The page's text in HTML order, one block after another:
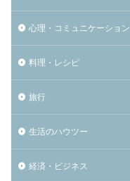
心理・コミュニケーション
料理・レシピ
旅行
生活のハウツー
経済・ビジネス